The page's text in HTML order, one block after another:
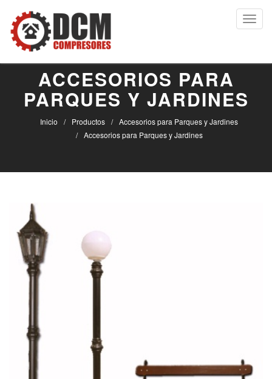
ACCESORIOS PARA
PARQUES Y JARDINES
Inicio Productos
Accesorios para Parques y Jardines
Accesorios para Parques y Jardines